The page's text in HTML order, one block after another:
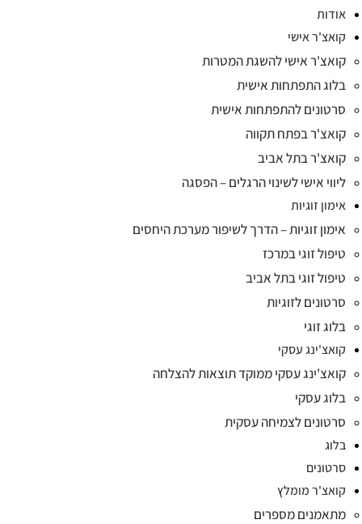
אודות
קואצ'ר אישי
קואצ'ר אישי להשגת המטרות
בלוג התפתחות אישית
סרטונים להתפתחות אישית
קואצ'ר בפתח תקווה
קואצ'ר בתל אביב
ליווי אישי לשינוי הרגלים – הפסגה
אימון זוגיות
אימון זוגיות – הדרך לשיפור מערכת היחסים
טיפול זוגי במרכז
טיפול זוגי בתל אביב
סרטונים לזוגיות
בלוג זוגי
קואצ'ינג עסקי
קואצ'ינג עסקי ממוקד תוצאות להצלחה
בלוג עסקי
סרטונים לצמיחה עסקית
בלוג
סרטונים
קואצ'ר מומלץ
מתאמנים מספרים